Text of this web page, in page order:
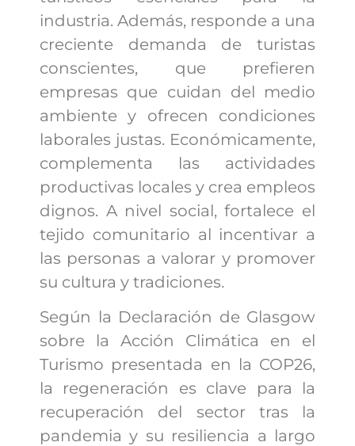
industria. Además, responde a una
creciente demanda de turistas
conscientes, que prefieren
empresas que cuidan del medio
ambiente y ofrecen condiciones
laborales justas. Económicamente,
complementa las actividades
productivas locales y crea empleos
dignos. A nivel social, fortalece el
tejido comunitario al incentivar a
las personas a valorar y promover
su cultura y tradiciones.
Según la Declaración de Glasgow
sobre la Acción Climática en el
Turismo presentada en la COP26,
la regeneración es clave para la
recuperación del sector tras la
pandemia y su resiliencia a largo